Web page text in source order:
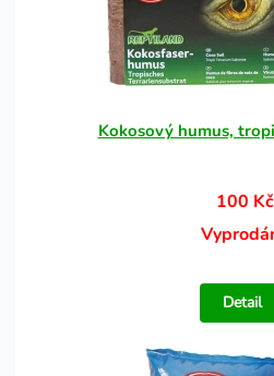
Kokosový humus,
100 Kč
Detail